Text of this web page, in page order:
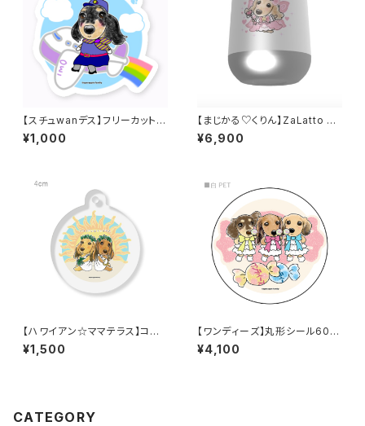
【スチュwanデス】フリーカットス
テッカー
¥1,000
【まじかる♡くりん】ZaLatto サ
ーモラウンドタンブラー 310ml
¥6,900
【ハワイアン☆ママテラス】コー
ティング円形キーホルダー
¥1,500
【ワンディーズ】丸形シール60枚
セット／白PET
¥4,100
CATEGORY